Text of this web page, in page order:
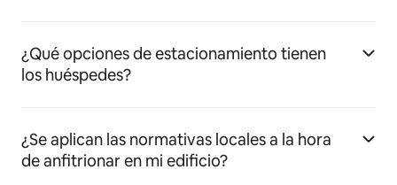
¿Qué opciones de estacionamiento tienen
los huéspedes?
¿Se aplican las normativas locales a la hora
de anfitrionar en mi edificio?